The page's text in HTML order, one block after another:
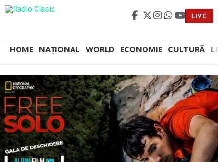
LIVE
HOME NAȚIONAL WORLD ECONOMIE CULTURĂ